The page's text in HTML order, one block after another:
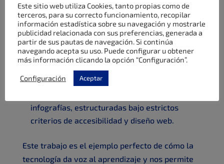
aprendizaje:
El Diario de a bordo:Un recorrido
interactivo y visual por las actividades
realizadas y el intercambio cultural.
Comunicación Audiovisual:
infografías, estructuradas bajo estrictos
criterios de accesibilidad y diseño web.
Este trabajo es el ejemplo perfecto de cómo la
tecnología da voz al aprendizaje y nos permite
Este sitio web utiliza Cookies, tanto propias como de
terceros, para su correcto funcionamiento, recopilar
información estadística sobre su navegación y mostrarle
publicidad relacionada con sus preferencias, generada a
partir de sus pautas de navegación. Si continúa
navegando acepta su uso. Puede configurar u obtener
más información clicando la opción “Configuración”.
Configuración Aceptar